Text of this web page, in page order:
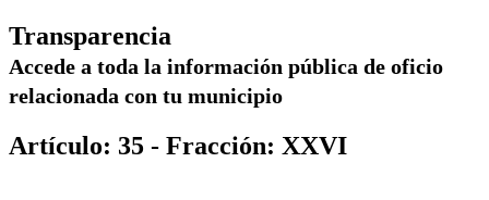
Transparencia
Accede a toda la información pública de oficio
relacionada con tu municipio
Artículo: 35 - Fracción: XXVI